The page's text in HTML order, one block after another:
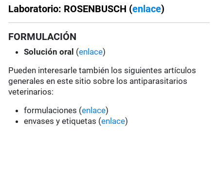
Laboratorio: ROSENBUSCH (enlace)
FORMULACIÓN
Solución oral (enlace)
Pueden interesarle también los siguientes artículos
generales en este sitio sobre los antiparasitarios
veterinarios:
formulaciones (enlace)
envases y etiquetas (enlace)